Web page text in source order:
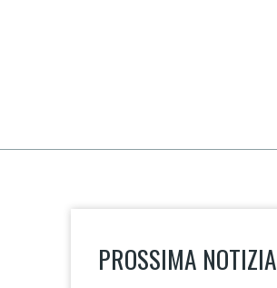
PROSSIMA NOTIZIA